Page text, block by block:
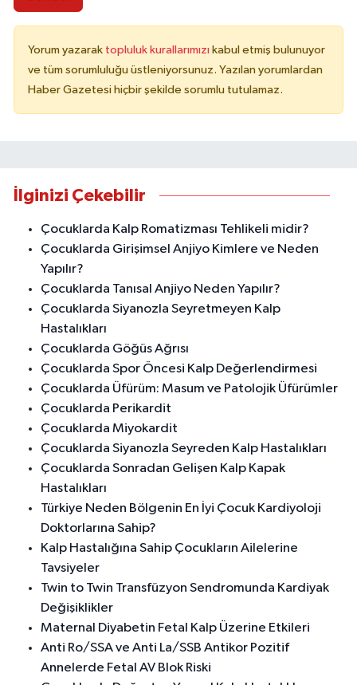
Yorum yazarak topluluk kurallarımızı kabul etmiş bulunuyor
ve tüm sorumluluğu üstleniyorsunuz. Yazılan yorumlardan
Haber Gazetesi hiçbir şekilde sorumlu tutulamaz.
İlginizi Çekebilir
Çocuklarda Kalp Romatizması Tehlikeli midir?
Çocuklarda Girişimsel Anjiyo Kimlere ve Neden
Yapılır?
Çocuklarda Tanısal Anjiyo Neden Yapılır?
Çocuklarda Siyanozla Seyretmeyen Kalp
Hastalıkları
Çocuklarda Göğüs Ağrısı
Çocuklarda Spor Öncesi Kalp Değerlendirmesi
Çocuklarda Üfürüm: Masum ve Patolojik Üfürümler
Çocuklarda Perikardit
Çocuklarda Miyokardit
Çocuklarda Siyanozla Seyreden Kalp Hastalıkları
Çocuklarda Sonradan Gelişen Kalp Kapak
Hastalıkları
Türkiye Neden Bölgenin En İyi Çocuk Kardiyoloji
Doktorlarına Sahip?
Kalp Hastalığına Sahip Çocukların Ailelerine
Tavsiyeler
Twin to Twin Transfüzyon Sendromunda Kardiyak
Değişiklikler
Maternal Diyabetin Fetal Kalp Üzerine Etkileri
Anti Ro/SSA ve Anti La/SSB Antikor Pozitif
Annelerde Fetal AV Blok Riski